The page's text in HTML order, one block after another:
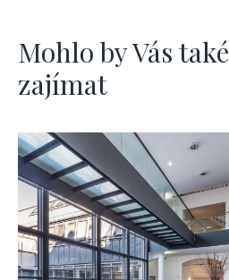
Mohlo by Vás také
zajímat